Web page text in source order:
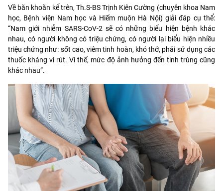
Về băn khoăn kể trên, Th.S-BS Trịnh Kiên Cường (chuyên khoa Nam
học, Bệnh viện Nam học và Hiếm muộn Hà Nội) giải đáp cụ thể:
“Nam giới nhiễm SARS-CoV-2 sẽ có những biểu hiện bệnh khác
nhau, có người không có triệu chứng, có người lại biểu hiện nhiều
triệu chứng như: sốt cao, viêm tinh hoàn, khó thở, phải sử dụng các
thuốc kháng vi rút. Vì thế, mức độ ảnh hưởng đến tinh trùng cũng
khác nhau”.